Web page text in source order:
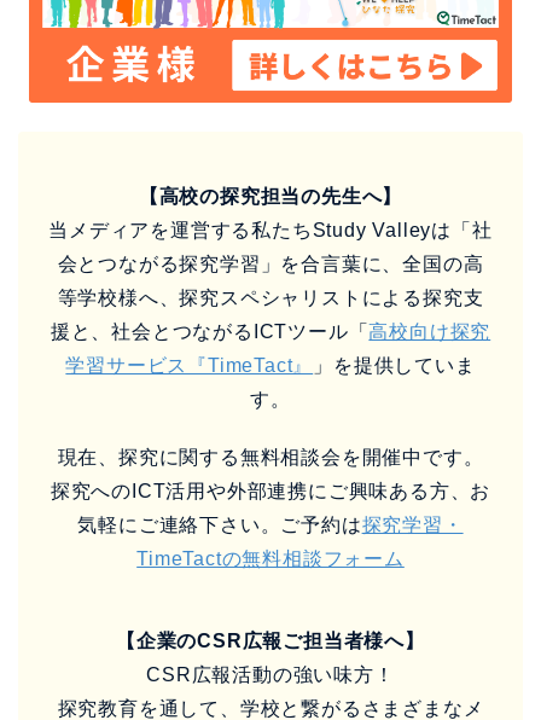
【高校の探究担当の先生へ】
当メディアを運営する私たちStudy Valleyは「社
会とつながる探究学習」を合言葉に、全国の高
等学校様へ、探究スペシャリストによる探究支
援と、社会とつながるICTツール「高校向け探究
学習サービス『TimeTact』
」を提供していま
す。
現在、探究に関する無料相談会を開催中です。
探究へのICT活用や外部連携にご興味ある方、お
気軽にご連絡下さい。ご予約は探究学習・
TimeTactの無料相談フォーム
【企業のCSR広報ご担当者様へ】
CSR広報活動の強い味方！
探究教育を通して、学校と繋がるさまざまなメ